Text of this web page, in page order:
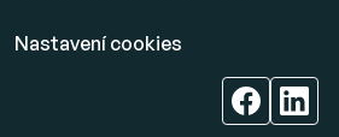
Nastavení cookies